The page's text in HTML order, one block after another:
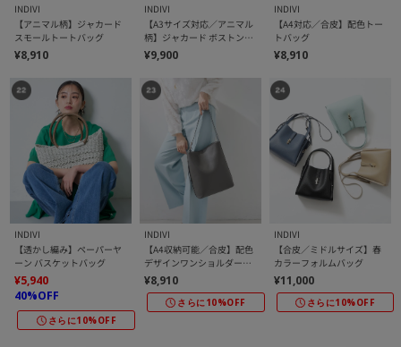
INDIVI
【アニマル柄】ジャカード
スモールトートバッグ
¥8,910
INDIVI
【A3サイズ対応／アニマル
柄】ジャカード ボストンバ
ッグ
¥9,900
INDIVI
【A4対応／合皮】配色トー
トバッグ
¥8,910
INDIVI
【透かし編み】ペーパーヤ
ーン バスケットバッグ
¥5,940
40%OFF
さらに10%OFF
INDIVI
【A4収納可能／合皮】配色
デザインワンショルダーバ
ッグ
¥8,910
さらに10%OFF
INDIVI
【合皮／ミドルサイズ】春
カラーフォルムバッグ
¥11,000
さらに10%OFF